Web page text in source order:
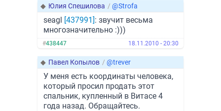
◆ Юлия Спешилова / @Strofa
seagl [437991]: звучит весьма
многозначительно :)))
#438447 18.11.2010 - 20:30
◆ Павел Копылов / @trever
У меня есть координаты человека,
который просил продать этот
спальник, купленный в Витасе 4
года назад. Обращайтесь.